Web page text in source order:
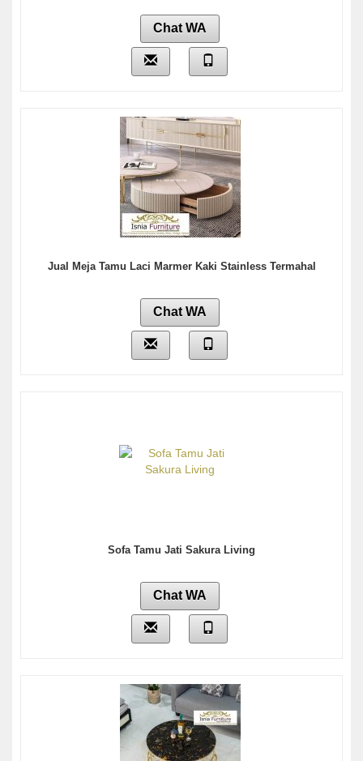
Chat WA
Jual Meja Tamu Laci Marmer Kaki Stainless Termahal
Chat WA
Sofa Tamu Jati Sakura Living
Chat WA